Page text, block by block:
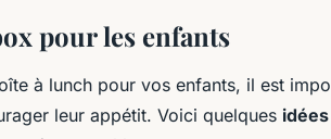
pour les enfants
à lunch pour vos enfants, il est
leur appétit. Voici quelques idées